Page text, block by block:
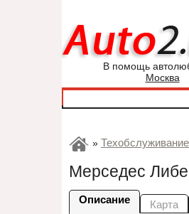
В помощь
Москва
»
Мерседес
Описание Карта